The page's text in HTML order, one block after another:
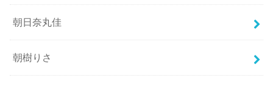
朝日奈丸佳
朝樹りさ